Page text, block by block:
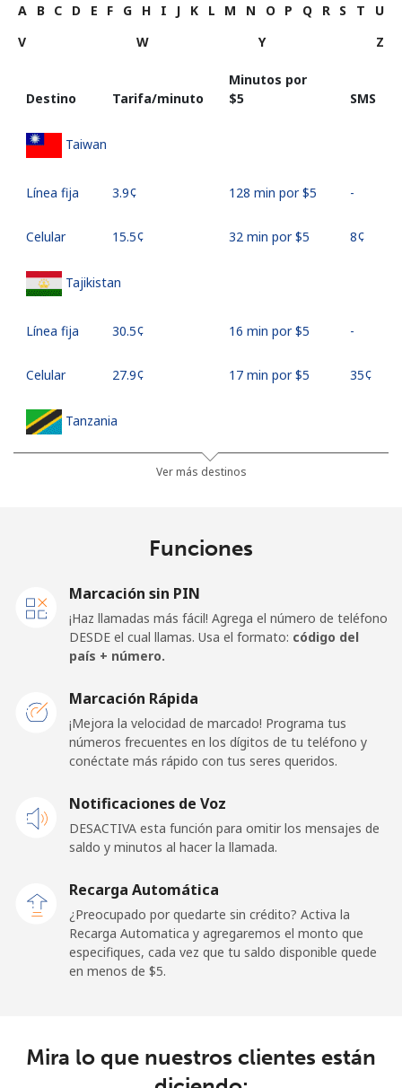
A B C D E F G H I J K L M N O P Q R S T
U
V
W Y Z
Destino Tarifa/minuto
Minutos por
⁦$5⁩
SMS
Taiwan
Línea fija ⁦3.9¢⁩ 128 min por ⁦$5⁩ -
Celular ⁦15.5¢⁩ 32 min por ⁦$5⁩ ⁦8¢⁩
Tajikistan
Línea fija ⁦30.5¢⁩ 16 min por ⁦$5⁩ -
Celular ⁦27.9¢⁩ 17 min por ⁦$5⁩ ⁦35¢⁩
Tanzania
13 min por ⁦$5⁩
Línea fija
⁦3.9¢⁩
Togo
Línea fija ⁦42.5¢⁩ 11 min por ⁦$5⁩ -
Tokelau
country
⁦217.5¢⁩
Tonga
Ver más destinos
Funciones
Marcación sin PIN
¡Haz llamadas más fácil! Agrega el número de teléfono
DESDE el cual llamas. Usa el formato: código del
país + número.
Marcación Rápida
¡Mejora la velocidad de marcado! Programa tus
números frecuentes en los dígitos de tu teléfono y
conéctate más rápido con tus seres queridos.
Notificaciones de Voz
DESACTIVA esta función para omitir los mensajes de
saldo y minutos al hacer la llamada.
Recarga Automática
¿Preocupado por quedarte sin crédito? Activa la
Recarga Automatica y agregaremos el monto que
especifiques, cada vez que tu saldo disponible quede
en menos de ⁦$5⁩.
Mira lo que nuestros clientes están